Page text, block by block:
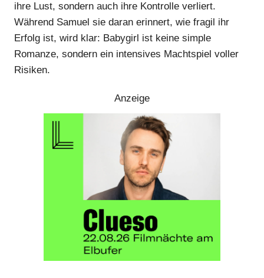
ihre Lust, sondern auch ihre Kontrolle verliert.
Während Samuel sie daran erinnert, wie fragil ihr
Erfolg ist, wird klar: Babygirl ist keine simple
Romanze, sondern ein intensives Machtspiel voller
Risiken.
Anzeige